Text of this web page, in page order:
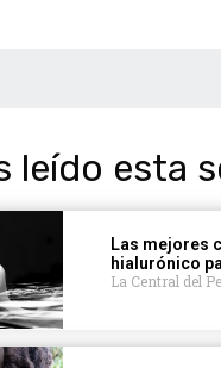
leído esta
Las mejores
hialurónico
La Central del